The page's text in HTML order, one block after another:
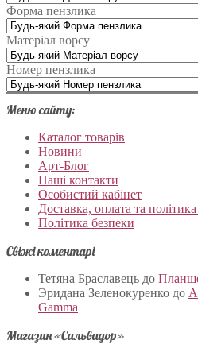
Форма пензлика
Матеріал ворсу
Номер пензлика
Меню сайту:
Каталог товарів
Новини
Арт-Блог
Наші контакти
Особистий кабінет
Доставка, оплата та
Політика безпеки
Свіжі коментарі
Тетяна Браславець до
Эридана Зеленокуренко до
Gamma
Магазин «Сальвадор»